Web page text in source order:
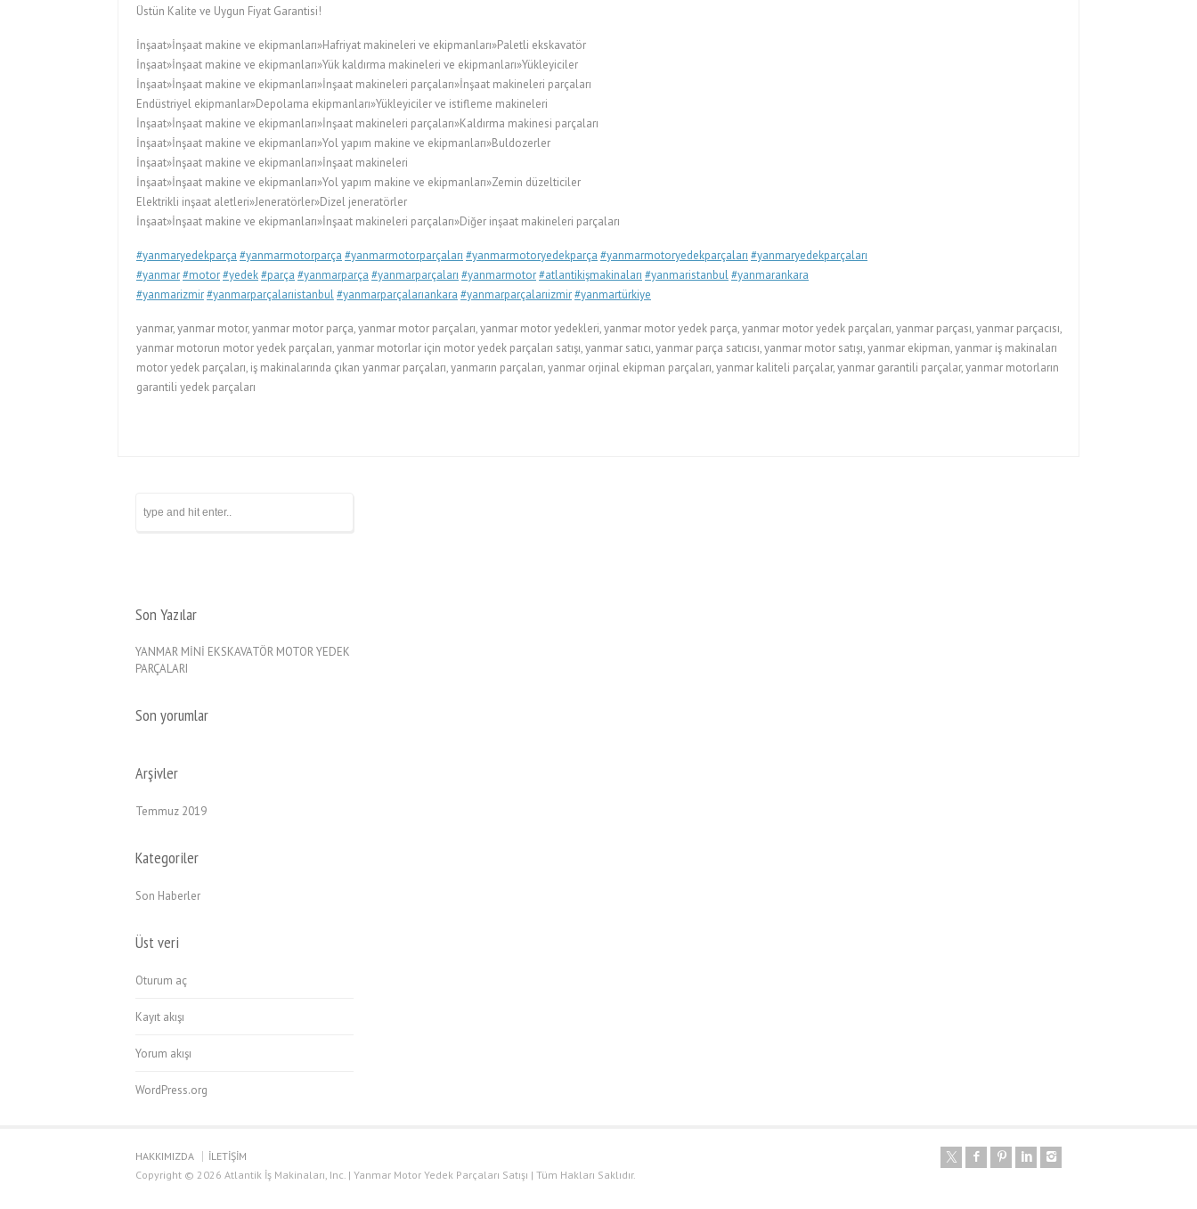
Üstün Kalite ve Uygun Fiyat Garantisi!
İnşaat»İnşaat makine ve ekipmanları»Hafriyat makineleri ve ekipmanları»Paletli ekskavatör
İnşaat»İnşaat makine ve ekipmanları»Yük kaldırma makineleri ve ekipmanları»Yükleyiciler
İnşaat»İnşaat makine ve ekipmanları»İnşaat makineleri parçaları»İnşaat makineleri parçaları
Endüstriyel ekipmanlar»Depolama ekipmanları»Yükleyiciler ve istifleme makineleri
İnşaat»İnşaat makine ve ekipmanları»İnşaat makineleri parçaları»Kaldırma makinesi parçaları
İnşaat»İnşaat makine ve ekipmanları»Yol yapım makine ve ekipmanları»Buldozerler
İnşaat»İnşaat makine ve ekipmanları»İnşaat makineleri
İnşaat»İnşaat makine ve ekipmanları»Yol yapım makine ve ekipmanları»Zemin düzelticiler
Elektrikli inşaat aletleri»Jeneratörler»Dizel jeneratörler
İnşaat»İnşaat makine ve ekipmanları»İnşaat makineleri parçaları»Diğer inşaat makineleri parçaları
#yanmaryedekparça #yanmarmotorparça #yanmarmotorparçaları #yanmarmotoryedekparça #yanmarmotoryedekparçaları #yanmaryedekparçaları
#yanmar#motor#yedek#parça #yanmarparça #yanmarparçaları #yanmarmotor#atlantikişmakinaları #yanmaristanbul#yanmarankara
#yanmarizmir#yanmarparçalarıistanbul#yanmarparçalarıankara #yanmarparçalarıizmir#yanmartürkiye
yanmar, yanmar motor, yanmar motor parça, yanmar motor parçaları, yanmar motor yedekleri, yanmar motor yedek parça, yanmar motor yedek parçaları, yanmar parçası, yanmar parçacısı,
yanmar motorun motor yedek parçaları, yanmar motorlar için motor yedek parçaları satışı, yanmar satıcı, yanmar parça satıcısı, yanmar motor satışı, yanmar ekipman, yanmar iş makinaları
motor yedek parçaları, iş makinalarında çıkan yanmar parçaları, yanmarın parçaları, yanmar orjinal ekipman parçaları, yanmar kaliteli parçalar, yanmar garantili parçalar, yanmar motorların
garantili yedek parçaları
Son Yazılar
YANMAR MİNİ EKSKAVATÖR MOTOR YEDEK
PARÇALARI
Son yorumlar
Arşivler
Temmuz 2019
Kategoriler
Son Haberler
Üst veri
Oturum aç
Kayıt akışı
Yorum akışı
WordPress.org
HAKKIMIZDA
İLETİŞİM
Copyright © 2026 Atlantik İş Makinaları, Inc. | Yanmar Motor Yedek Parçaları Satışı | Tüm Hakları Saklıdır.